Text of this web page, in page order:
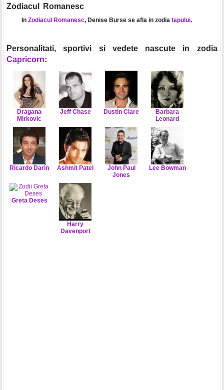
Zodiacul Romanesc
In Zodiacul Romanesc, Denise Burse se afla in zodia tapului.
Personalitati, sportivi si vedete nascute in zodia
Capricorn:
Dragana
Mirkovic
Jeff Chase Dustin Clare
Barbara
Leonard
Ricardo Darín Ashmit Patel
John Paul
Jones
Lee Bowman
Greta Deses
Harry
Davenport